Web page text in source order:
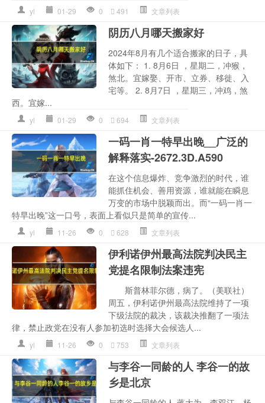
yl 01-29 0 491 文章列表
阴历八月哪天搬家好
2024年8月有几个适合搬家的日子，具
体如下： 1. 8月6日 ，星期二，冲猴，
煞北。宜嫁娶、开市、立券、移徙、入
宅等。 2. 8月7日 ，星期三，冲鸡，煞
西。宜嫁...
yl 01-29 0 694 文章列表
一码一肖一特早出晚__广泛的
解释落实-2672.3D.A590
在这个信息爆炸、竞争激烈的时代，谁
能抓住机会、善用资源，谁就能在瞬息
万变的市场中脱颖而出。而“一码一肖一
特早出晚”这一口号，表面上看似只是简单的宣传...
yl 11-26 0 628 文章列表
伊利诺伊州最高法院判决民主
党提名限制法案违宪
斯普林菲尔德，病了。（美联社）
周五，伊利诺伊州最高法院维持了一项
下级法院的裁决，该裁决推翻了一项法
律，禁止政党在没有人参加初选时选择大会候选人...
yl 11-26 0 753 文章列表
与李谷一同龄的人 李谷一的故
乡是北京